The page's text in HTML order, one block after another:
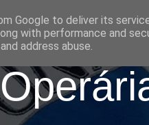
Google to deliver its
with performance and
address abuse.